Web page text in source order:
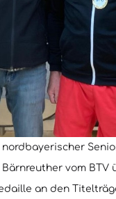
nordbayerischer
Bärnreuther vom BTV
an den